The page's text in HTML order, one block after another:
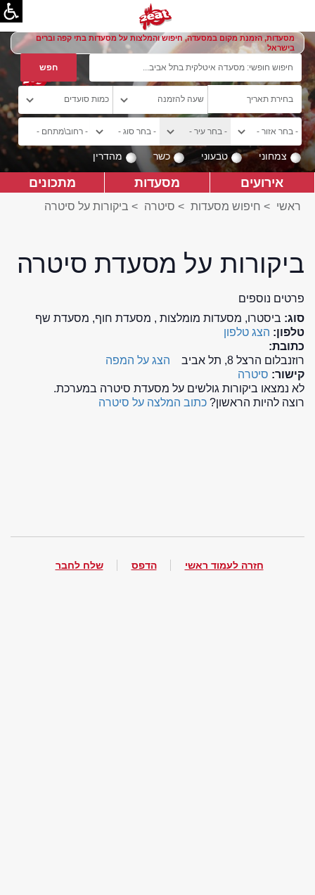
מסעדות, הזמנת מקום במסעדה, חיפוש והמלצות על מסעדות בתי קפה וברים
בישראל
צמחוני טבעוני כשר מהדרין
אירועים מסעדות מתכונים
ראשי > חיפוש מסעדות > סיטרה > ביקורות על סיטרה
ביקורות על מסעדת סיטרה
פרטים נוספים
סוג: ביסטרו, מסעדות מומלצות , מסעדת חוף, מסעדת שף
טלפון: הצג טלפון
כתובת:
רוזנבלום הרצל 8, תל אביב
הצג על המפה
קישור: סיטרה
לא נמצאו ביקורות גולשים על מסעדת סיטרה במערכת.
רוצה להיות הראשון? כתוב המלצה על סיטרה
חזרה לעמוד ראשי הדפס שלח לחבר